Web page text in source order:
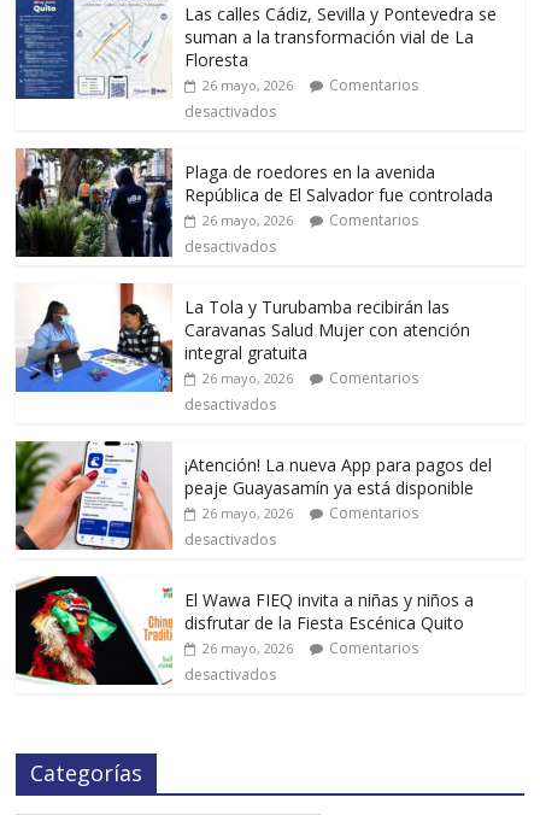
Las calles Cádiz, Sevilla y Pontevedra se
suman a la transformación vial de La
Floresta
26 mayo, 2026
Comentarios
desactivados
Plaga de roedores en la avenida
República de El Salvador fue controlada
26 mayo, 2026
Comentarios
desactivados
La Tola y Turubamba recibirán las
Caravanas Salud Mujer con atención
integral gratuita
26 mayo, 2026
Comentarios
desactivados
¡Atención! La nueva App para pagos del
peaje Guayasamín ya está disponible
26 mayo, 2026
Comentarios
desactivados
El Wawa FIEQ invita a niñas y niños a
disfrutar de la Fiesta Escénica Quito
26 mayo, 2026
Comentarios
desactivados
Categorías